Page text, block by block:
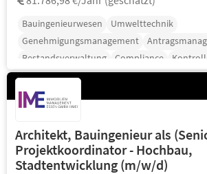
Bauingenieurwesen
Umwelttechnik
Genehmigungsmanagement
Bestandsverwaltung
Compliance
Architekt, Bauingenieur als
Projektkoordinator - Hochbau,
Stadtentwicklung (m/w/d)